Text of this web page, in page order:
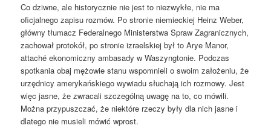
Co dziwne, ale historycznie nie jest to niezwykłe, nie ma
oficjalnego zapisu rozmów. Po stronie niemieckiej Heinz Weber,
główny tłumacz Federalnego Ministerstwa Spraw Zagranicznych,
zachował protokół, po stronie izraelskiej był to Arye Manor,
attaché ekonomiczny ambasady w Waszyngtonie. Podczas
spotkania obaj mężowie stanu wspomnieli o swoim założeniu, że
urzędnicy amerykańskiego wywiadu słuchają ich rozmowy. Jest
więc jasne, że zwracali szczególną uwagę na to, co mówili.
Można przypuszczać, że niektóre rzeczy były dla nich jasne i
dlatego nie musieli mówić wprost.